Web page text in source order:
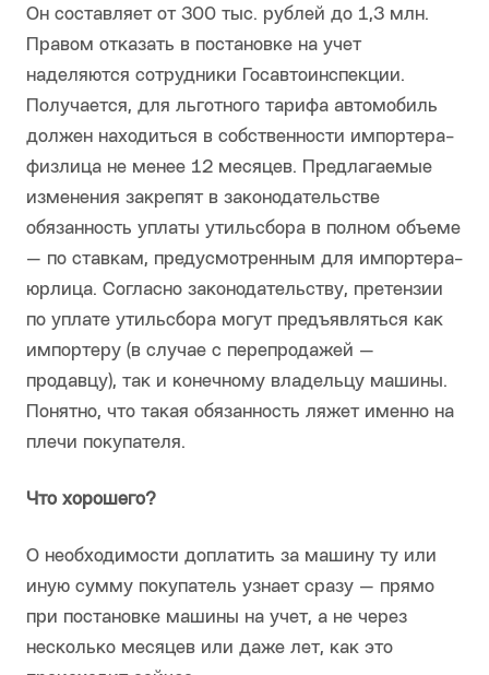
Он составляет от 300 тыс. рублей до 1,3 млн.
Правом отказать в постановке на учет
наделяются сотрудники Госавтоинспекции.
Получается, для льготного тарифа автомобиль
должен находиться в собственности импортера-
физлица не менее 12 месяцев. Предлагаемые
изменения закрепят в законодательстве
обязанность уплаты утильсбора в полном объеме
— по ставкам, предусмотренным для импортера-
юрлица. Согласно законодательству, претензии
по уплате утильсбора могут предъявляться как
импортеру (в случае с перепродажей —
продавцу), так и конечному владельцу машины.
Понятно, что такая обязанность ляжет именно на
плечи покупателя.
Что хорошего?
О необходимости доплатить за машину ту или
иную сумму покупатель узнает сразу — прямо
при постановке машины на учет, а не через
несколько месяцев или даже лет, как это